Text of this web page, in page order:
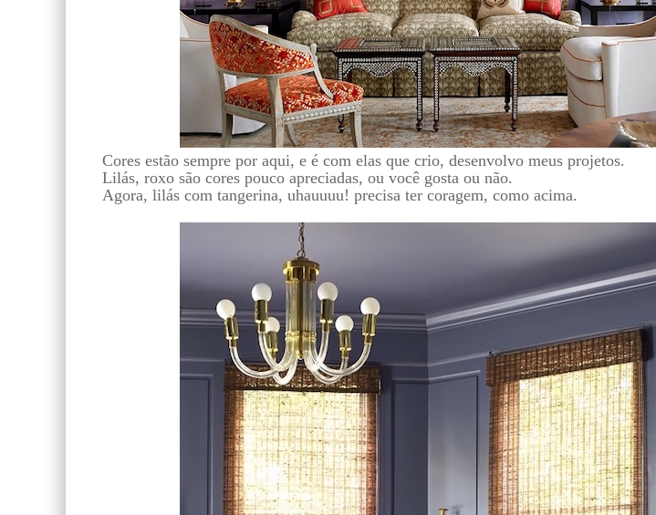
Cores estão sempre por aqui, e é com elas que crio, desenvolvo meus projetos.
Lilás, roxo são cores pouco apreciadas, ou você gosta ou não.
Agora, lilás com tangerina, uhauuuu! precisa ter coragem, como acima.